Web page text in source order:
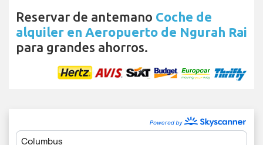
Reservar de antemano Coche de
alquiler en Aeropuerto de Ngurah Rai
para grandes ahorros.